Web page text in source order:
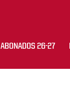
ABONADOS 26-27